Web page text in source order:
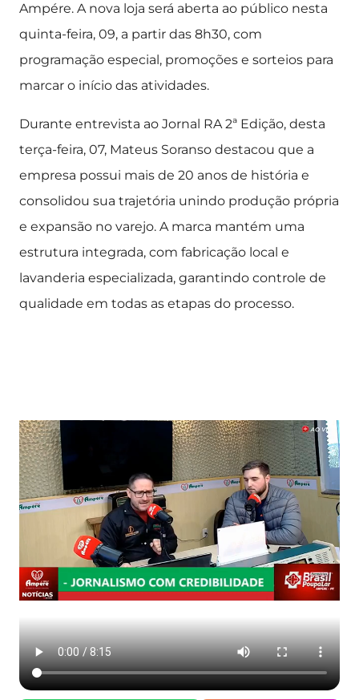
Ampére. A nova loja será aberta ao público nesta
quinta-feira, 09, a partir das 8h30, com
programação especial, promoções e sorteios para
marcar o início das atividades.
Durante entrevista ao Jornal RA 2ª Edição, desta
terça-feira, 07, Mateus Soranso destacou que a
empresa possui mais de 20 anos de história e
consolidou sua trajetória unindo produção própria
e expansão no varejo. A marca mantém uma
estrutura integrada, com fabricação local e
lavanderia especializada, garantindo controle de
qualidade em todas as etapas do processo.